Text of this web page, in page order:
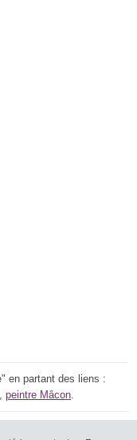
en partant des liens :
, peintre Mâcon.